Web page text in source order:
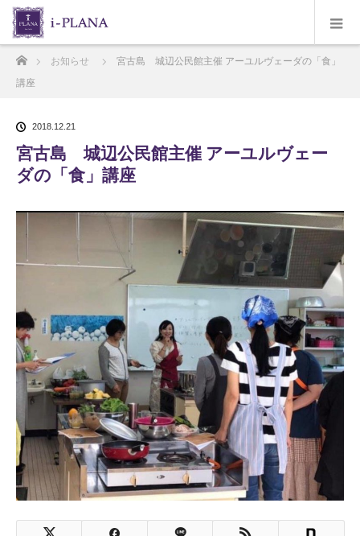
ホームお知らせ
宮古島 城辺公民館主催 アーユルヴェーダの「食」
講座
2018.12.21
宮古島 城辺公民館主催 アーユルヴェー
ダの「食」講座